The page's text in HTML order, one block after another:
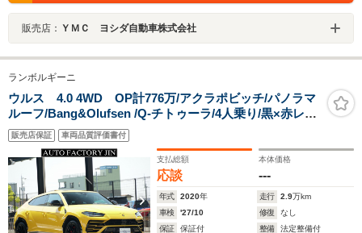
販売店： ＹＭＣ ヨシダ自動車株式会社
ランボルギーニ
ウルス 4.0 4WD OP計776万/アクラポビッチ/パノラマ
ルーフ/Bang&Olufsen /Q-チトゥーラ/4人乗り/黒×赤レザ
ー/イージークローザー/23インチアルミホイール/レッドキ
ャリパ/インテリアカーボン/TVチューナー/ディーラー記
録簿 あ り
販売店保証 車両品質評価書付
支払総額
応談
本体価格
---
年式 2020年 走行 2.9万km
車検
'27/10 修復
なし
保証
保証付 整備 法定整備付